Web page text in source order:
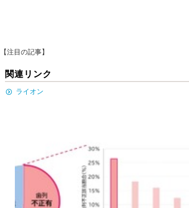
【注目の記事】
関連リンク
ライオン